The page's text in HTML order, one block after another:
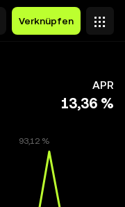
Verknüpfen
APR
13,36 %